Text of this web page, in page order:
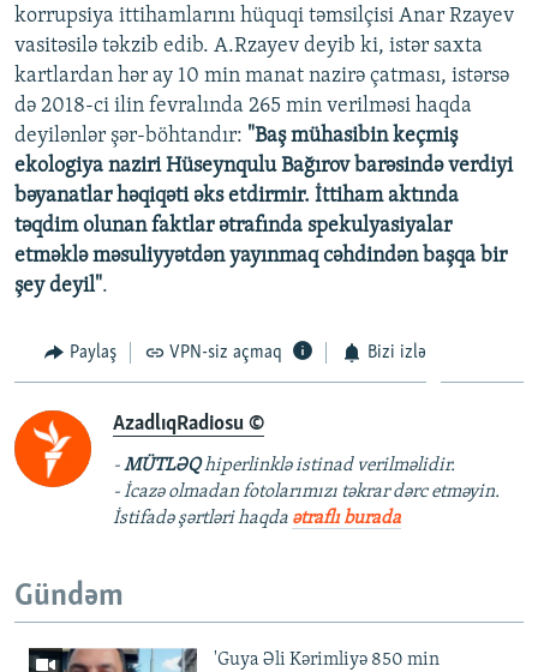
korrupsiya ittihamlarını hüquqi təmsilçisi Anar Rzayev
vasitəsilə təkzib edib. A.Rzayev deyib ki, istər saxta
kartlardan hər ay 10 min manat nazirə çatması, istərsə
də 2018-ci ilin fevralında 265 min verilməsi haqda
deyilənlər şər-böhtandır: "Baş mühasibin keçmiş
ekologiya naziri Hüseynqulu Bağırov barəsində verdiyi
bəyanatlar həqiqəti əks etdirmir. İttiham aktında
təqdim olunan faktlar ətrafında spekulyasiyalar
etməklə məsuliyyətdən yayınmaq cəhdindən başqa bir
şey deyil".
Paylaş VPN-siz açmaq Bizi izlə
AzadlıqRadiosu ©
-MÜTLƏQhiperlinklə istinad verilməlidir.
- İcazə olmadan fotolarımızı təkrar dərc etməyin.
İstifadə şərtləri haqda ətraflı burada
Gündəm
'Guya Əli Kərimliyə 850 min